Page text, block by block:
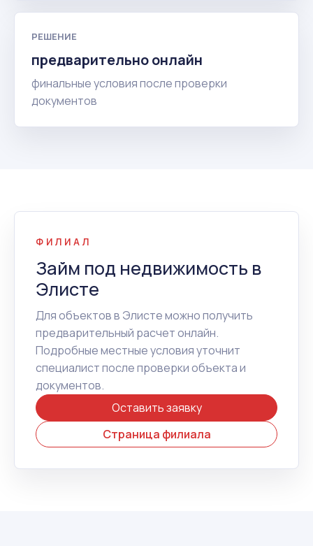
РЕШЕНИЕ
предварительно онлайн
финальные условия после проверки
документов
ФИЛИАЛ
Займ под недвижимость в
Элисте
Для объектов в Элисте можно получить
предварительный расчет онлайн.
Подробные местные условия уточнит
специалист после проверки объекта и
документов.
Оставить заявку
Страница филиала